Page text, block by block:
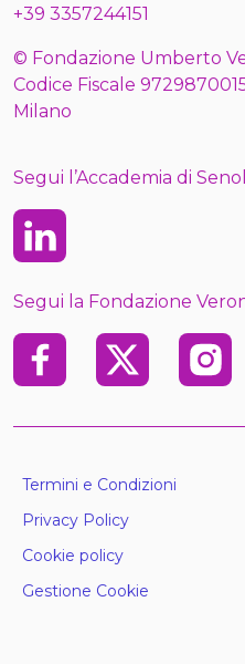
+39 3357244151
© Fondazione Umberto
Codice Fiscale
Milano
Segui l’Accademia di
Linkedin
Segui la Fondazione
FacebookX
Termini e Condizioni
Privacy Policy
Cookie policy
Gestione Cookie